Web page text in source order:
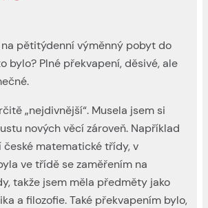
pětitýdenní výměnný pobyt do
bylo? Plné překvapení, děsivé, ale
„nejdivnější“. Musela jsem si
nových věcí zároveň. Například
české matematické třídy, v
ve třídě se zaměřením na
takže jsem měla předměty jako
a filozofie. Také překvapením bylo,